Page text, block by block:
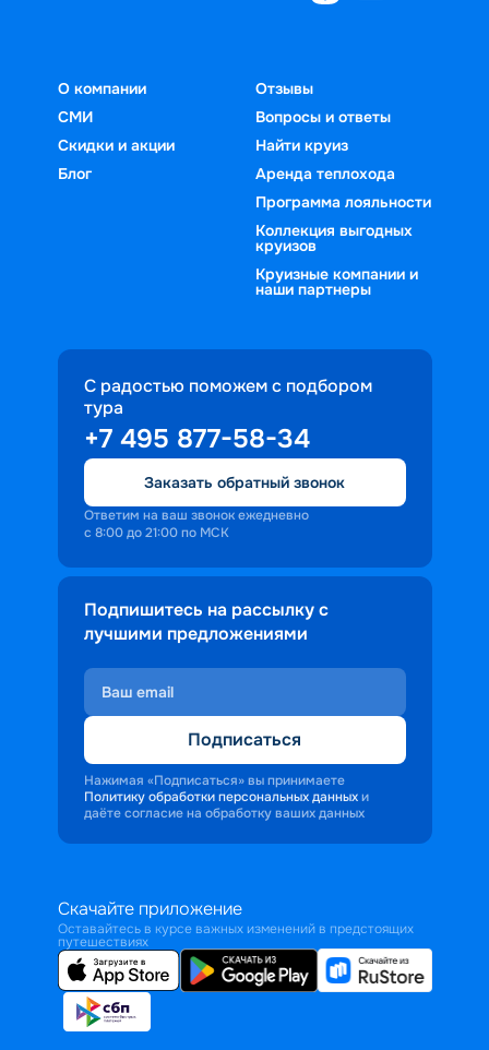
О компании
СМИ
Скидки и акции
Блог
Отзывы
Вопросы и ответы
Найти круиз
Аренда теплохода
Программа лояльности
Коллекция выгодных
круизов
Круизные компании и
наши партнеры
С радостью поможем с подбором
тура
+7 495 877-58-34
Заказать обратный звонок
Ответим на ваш звонок ежедневно
с 8:00 до 21:00 по МСК
Подпишитесь на рассылку с
лучшими предложениями
Подписаться
Нажимая «Подписаться» вы принимаете
Политику обработки персональных данных и
даёте согласие на обработку ваших данных
Скачайте приложение
Оставайтесь в курсе важных изменений в предстоящих
путешествиях